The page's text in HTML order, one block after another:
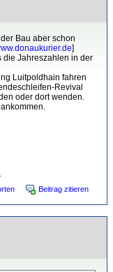
Bau aber schon
]
die Jahreszahlen in der
Luitpoldhain fahren
Revival
oder dort wenden.
Beitrag zitieren